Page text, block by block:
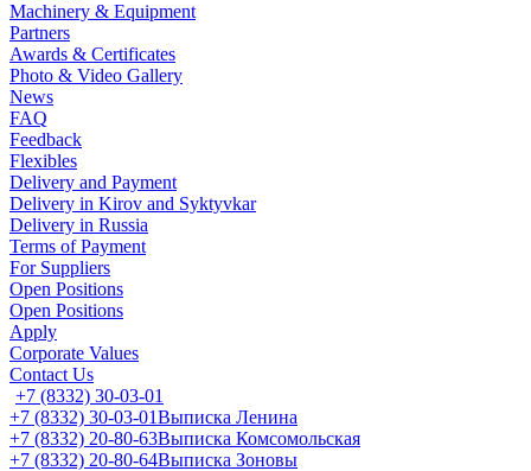
Machinery & Equipment
Partners
Awards & Certificates
Photo & Video Gallery
News
FAQ
Feedback
Flexibles
Delivery and Payment
Delivery in Kirov and Syktyvkar
Delivery in Russia
Terms of Payment
For Suppliers
Open Positions
Open Positions
Apply
Corporate Values
Contact Us
+7 (8332) 30-03-01
+7 (8332) 30-03-01Выписка Ленина
+7 (8332) 20-80-63Выписка Комсомольская
+7 (8332) 20-80-64Выписка Зоновы